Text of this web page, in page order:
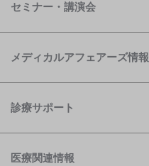
セミナー・講演会
メディカルアフェアーズ情報
診療サポート
医療関連情報